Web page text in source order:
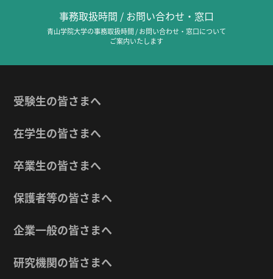
事務取扱時間 / お問い合わせ・窓口
青山学院大学の事務取扱時間 / お問い合わせ・窓口について
ご案内いたします
受験生の皆さまへ
在学生の皆さまへ
卒業生の皆さまへ
保護者等の皆さまへ
企業一般の皆さまへ
研究機関の皆さまへ